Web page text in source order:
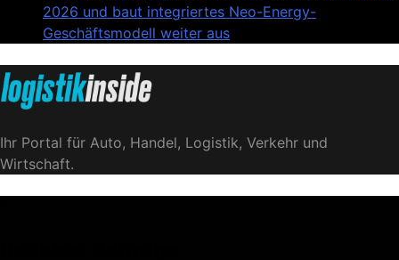
2026 und baut integriertes Neo-Energy-
Geschäftsmodell weiter aus
Logistik|Inside
Ihr Portal für Auto, Handel, Logistik, Verkehr und
Wirtschaft.